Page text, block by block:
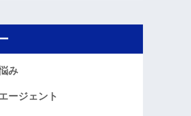
み
ージェント